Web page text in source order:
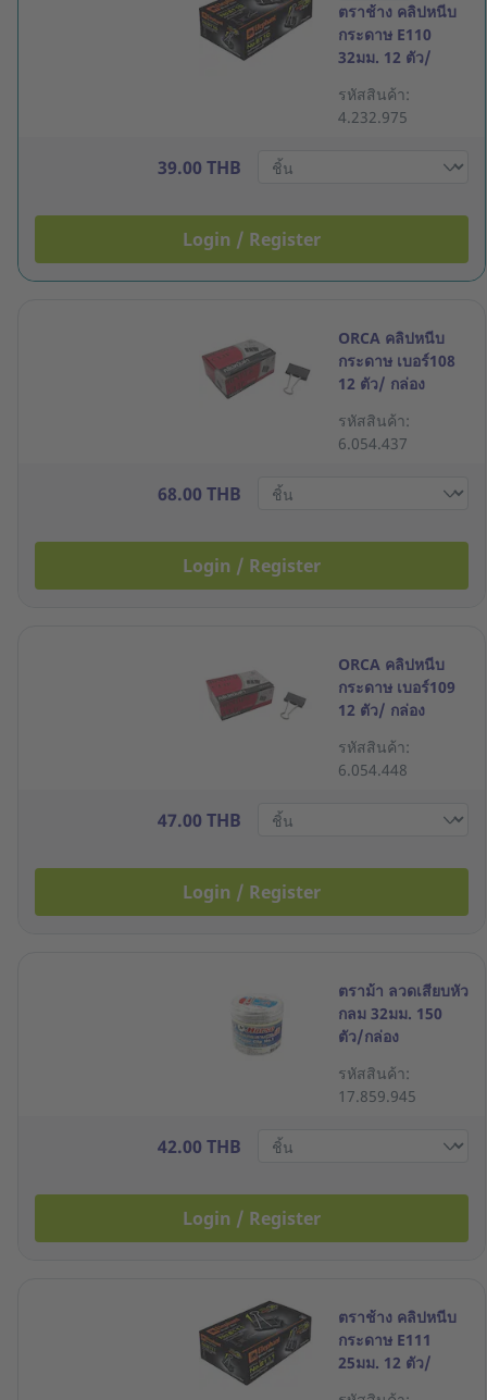
ตราช้าง คลิปหนีบ
กระดาษ E110
32มม. 12 ตัว/
รหัสสินค้า:
4.232.975
39.00 THB
Login / Register
ORCA คลิปหนีบ
กระดาษ เบอร์108
12 ตัว/ กล่อง
รหัสสินค้า:
6.054.437
68.00 THB
Login / Register
ORCA คลิปหนีบ
กระดาษ เบอร์109
12 ตัว/ กล่อง
รหัสสินค้า:
6.054.448
47.00 THB
Login / Register
ตราม้า ลวดเสียบหัว
กลม 32มม. 150
ตัว/กล่อง
รหัสสินค้า:
17.859.945
42.00 THB
Login / Register
ตราช้าง คลิปหนีบ
กระดาษ E111
25มม. 12 ตัว/